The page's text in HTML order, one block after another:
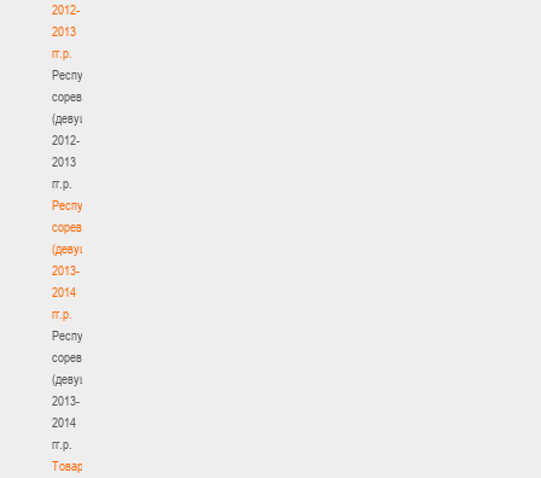
2012-
2013
гг.р.
Республиканские
соревнования
(девушки)
2012-
2013
гг.р.
Республиканские
соревнования
(девушки)
2013-
2014
гг.р.
Республиканские
соревнования
(девушки)
2013-
2014
гг.р.
Товарищеские